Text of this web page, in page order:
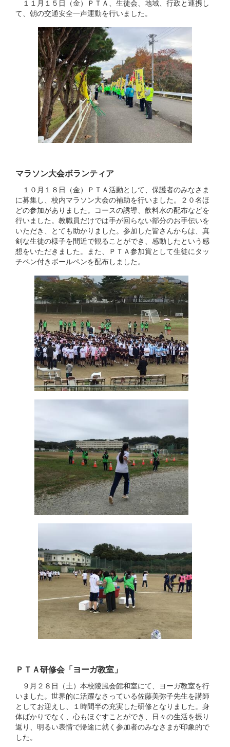
１１月１５日（金）ＰＴＡ、生徒会、地域、行政と連携し
て、朝の交通安全一声運動を行いました。
マラソン大会ボランティア
１０月１８日（金）ＰＴＡ活動として、保護者のみなさま
に募集し、校内マラソン大会の補助を行いました。２０名ほ
どの参加がありました。コースの誘導、飲料水の配布などを
行いました。教職員だけでは手が回らない部分のお手伝いを
いただき、とても助かりました。参加した皆さんからは、真
剣な生徒の様子を間近で観ることができ、感動したという感
想をいただきました。また、ＰＴＡ参加賞として生徒にタッ
チペン付きボールペンを配布しました。
ＰＴＡ研修会「ヨーガ教室」
９月２８日（土）本校陵風会館和室にて、ヨーガ教室を行
いました。世界的に活躍なさっている佐藤美弥子先生を講師
としてお迎えし、１時間半の充実した研修となりました。身
体ばかりでなく、心もほぐすことができ、日々の生活を振り
返り、明るい表情で帰途に就く参加者のみなさまが印象的で
した。